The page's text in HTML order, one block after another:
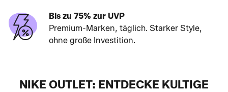
Bis zu 75% zur UVP
Premium-Marken, täglich. Starker Style,
ohne große Investition.
NIKE OUTLET: ENTDECKE KULTIGE